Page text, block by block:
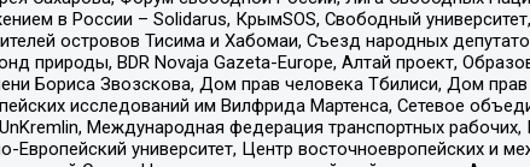
в России – Solidarus, КрымSOS, Свободный
островов Тисима и Хабомаи, Съезд народных
природы, BDR Novaja Gazeta-Europe, Алтай проект,
Бориса Звозскова, Дом прав человека Тбилиси, Дом
исследований им Вилфрида Мартенса, Сетевое
Международная федерация транспортных
Европейский университет, Центр восточноевропейских